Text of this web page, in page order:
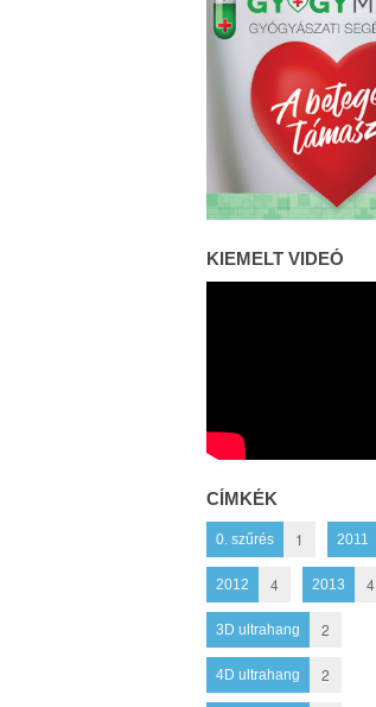
KIEMELT VIDEÓ
CÍMKÉK
0. szűrés 1 2011
2012 4 2013 4
3D ultrahang 2
4D ultrahang 2